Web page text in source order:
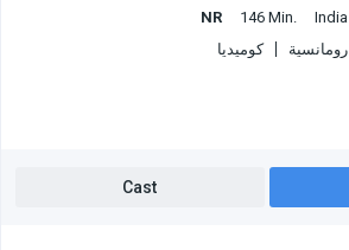
India
146 Min.
NR
رومانسية
كوميديا
Cast